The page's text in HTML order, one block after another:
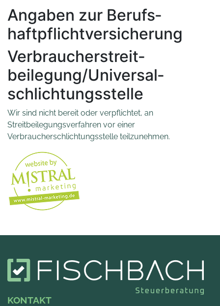
Angaben zur Berufs­
haftpflicht­versicherung
Verbraucher­streit­
beilegung/Universal­
schlichtungs­stelle
Wir sind nicht bereit oder verpflichtet, an
Streitbeilegungsverfahren vor einer
Verbraucherschlichtungsstelle teilzunehmen.
KONTAKT